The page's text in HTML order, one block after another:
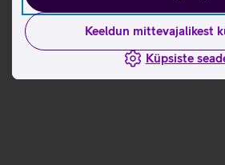
Keeldun mittevajalikest
Küpsiste